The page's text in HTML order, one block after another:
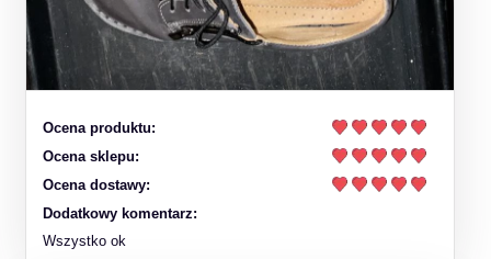
Ocena produktu:
Ocena sklepu:
Ocena dostawy:
Dodatkowy komentarz:
Wszystko ok